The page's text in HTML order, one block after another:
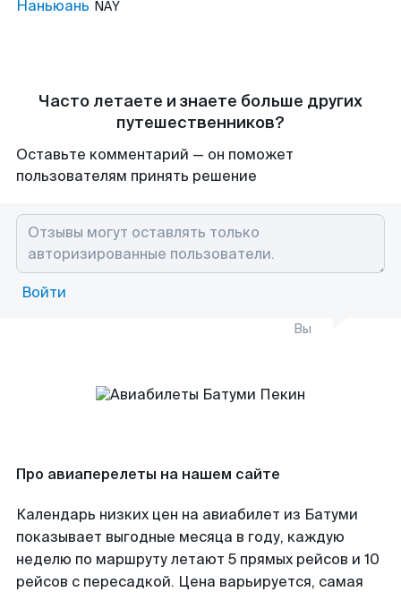
Наньюань NAY
Часто летаете и знаете больше других
путешественников?
Оставьте комментарий — он поможет
пользователям принять решение
Войти
Вы
Про авиаперелеты на нашем сайте
Календарь низких цен на авиабилет из Батуми
показывает выгодные месяца в году, каждую
неделю по маршруту летают 5 прямых рейсов и 10
рейсов с пересадкой. Цена варьируется, самая